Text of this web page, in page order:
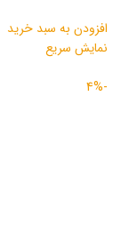
افزودن به سبد خرید
نمایش سریع
-4%